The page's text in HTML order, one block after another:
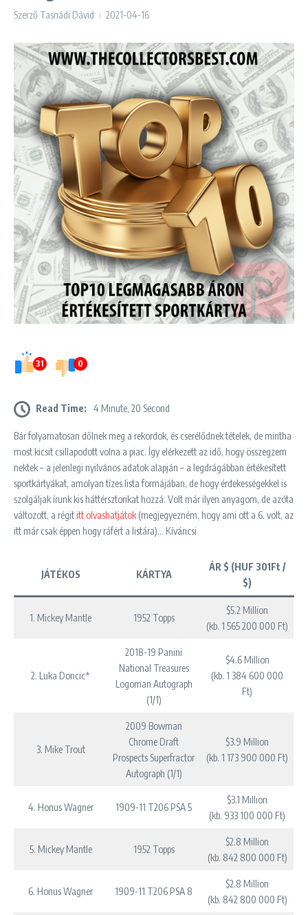
Szerző Tasnádi Dávid 2021-04-16
31 0
Read Time: 4 Minute, 20 Second
Bár folyamatosan dőlnek meg a rekordok, és cserélődnek tételek, de mintha
most kicsit csillapodott volna a piac. Így elérkezett az idő, hogy összegzem
nektek – a jelenlegi nyilvános adatok alapján – a legdrágábban értékesített
sportkártyákat, amolyan tízes lista formájában, de hogy érdekességekkel is
szolgáljak írunk kis háttérsztorikat hozzá. Volt már ilyen anyagom, de azóta
változott, a régititt olvashatjátok (megjegyezném, hogy ami ott a 6. volt, az
itt már csak éppen hogy ráfért a listára)… Kíváncsi
JÁTÉKOS KÁRTYA
ÁR $ (HUF 301Ft /
$)
1. Mickey Mantle 1952 Topps
$5.2 Million
(kb. 1 565 200 000 Ft)
2. Luka Doncic*
2018-19 Panini
National Treasures
Logoman Autograph
(1/1)
$4.6 Million
(kb. 1 384 600 000
Ft)
3. Mike Trout
2009 Bowman
Chrome Draft
Prospects Superfractor
Autograph (1/1)
$3.9 Million
(kb. 1 173 900 000 Ft)
4. Honus Wagner 1909-11 T206 PSA 5
$3.1 Million
(kb. 933 100 000 Ft)
5. Mickey Mantle 1952 Topps
$2.8 Million
(kb. 842 800 000 Ft)
6. Honus Wagner 1909-11 T206 PSA 8
$2.8 Million
(kb. 842 800 000 Ft)